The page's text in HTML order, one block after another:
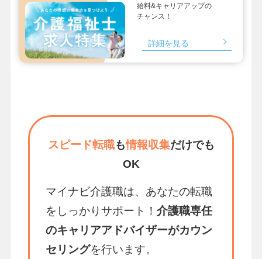
給料&キャリアアップの
チャンス！
詳細を見る
スピード転職も情報収集だけでも
OK
マイナビ介護職は、あなたの転職
をしっかりサポート！ 介護職専任
のキャリアアドバイザーがカウン
セリングを行います。